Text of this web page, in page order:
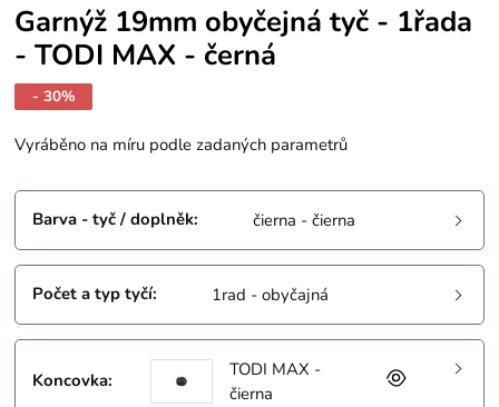
Garnýž 19mm obyčejná tyč - 1řada
- TODI MAX - černá
- 30%
Vyráběno na míru podle zadaných parametrů
Barva - tyč / doplněk: čierna - čierna
Počet a typ tyčí: 1rad - obyčajná
Koncovka:
TODI MAX -
čierna